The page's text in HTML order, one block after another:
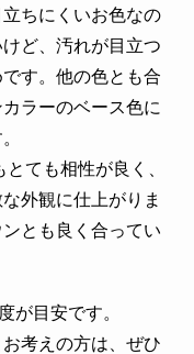
ちにくいお色なの
ど、汚れが目立つ
す。他の色とも合
ラーのベース色に
ても相性が良く、
外観に仕上がりま
とも良く合ってい
が目安です。
考えの方は、ぜひ